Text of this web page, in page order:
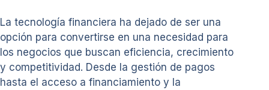
La tecnología financiera ha dejado de ser una
opción para convertirse en una necesidad para
los negocios que buscan eficiencia, crecimiento
y competitividad. Desde la gestión de pagos
hasta el acceso a financiamiento y la